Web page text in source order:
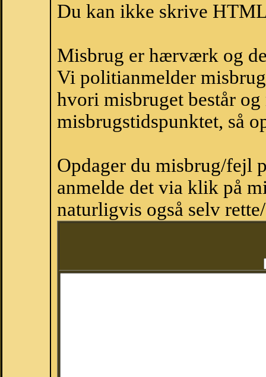
Du kan ikke skrive
Misbrug er hærværk og
Vi politianmelder
hvori misbruget består
misbrugstidspunktet, så
Opdager du misbrug/fejl
anmelde det via klik på
naturligvis også selv